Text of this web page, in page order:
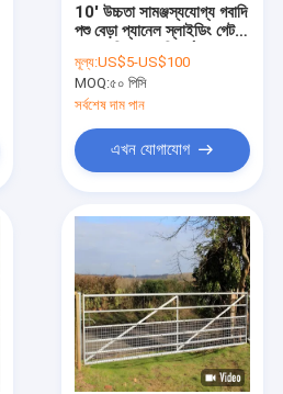
10' উচ্চতা সামঞ্জস্যযোগ্য গবাদি
পশু বেড়া প্যানেল স্লাইডিং গেট
মূল্য:US$5-US$100
MOQ:৫০ পিসি
সর্বশেষ দাম পান
এখন যোগাযোগ